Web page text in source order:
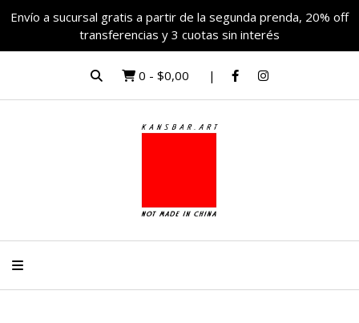
Envío a sucursal gratis a partir de la segunda prenda, 20% off
transferencias y 3 cuotas sin interés
0 - $0,00